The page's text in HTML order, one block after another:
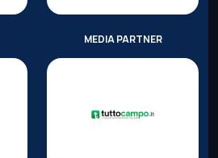
MEDIA PARTNER